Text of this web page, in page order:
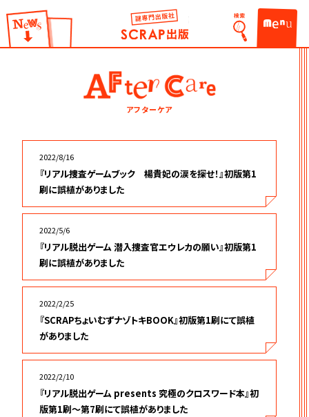
お知らせ
謎出版社 SCRAP出版
検索
アフターケア
2022/8/16
『リアル捜査ゲームブック 楊貴妃の涙を探せ！』初版第1
刷に誤植がありました
2022/5/6
『リアル脱出ゲーム 潜入捜査官エウレカの願い』初版第1
刷に誤植がありました
2022/2/25
『SCRAPちょいむずナゾトキBOOK』初版第1刷にて誤植
がありました
2022/2/10
『リアル脱出ゲーム presents 究極のクロスワード本』初
版第1刷～第7刷にて誤植がありました